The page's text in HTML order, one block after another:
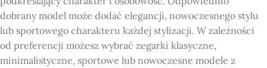
dobrany model może dodać elegancji, nowoczesnego stylu
lub sportowego charakteru każdej stylizacji. W zależności
od preferencji możesz wybrać zegarki klasyczne,
minimalistyczne, sportowe lub nowoczesne modele z